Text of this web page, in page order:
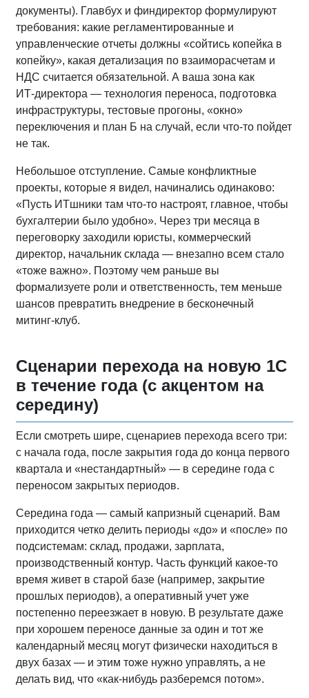
документы). Главбух и финдиректор формулируют
требования: какие регламентированные и
управленческие отчеты должны «сойтись копейка в
копейку», какая детализация по взаиморасчетам и
НДС считается обязательной. А ваша зона как
ИТ‑директора — технология переноса, подготовка
инфраструктуры, тестовые прогоны, «окно»
переключения и план Б на случай, если что‑то пойдет
не так.
Небольшое отступление. Самые конфликтные
проекты, которые я видел, начинались одинаково:
«Пусть ИТшники там что‑то настроят, главное, чтобы
бухгалтерии было удобно». Через три месяца в
переговорку заходили юристы, коммерческий
директор, начальник склада — внезапно всем стало
«тоже важно». Поэтому чем раньше вы
формализуете роли и ответственность, тем меньше
шансов превратить внедрение в бесконечный
митинг‑клуб.
Сценарии перехода на новую 1С
в течение года (с акцентом на
середину)
Если смотреть шире, сценариев перехода всего три:
с начала года, после закрытия года до конца первого
квартала и «нестандартный» — в середине года с
переносом закрытых периодов.
Середина года — самый капризный сценарий. Вам
приходится четко делить периоды «до» и «после» по
подсистемам: склад, продажи, зарплата,
производственный контур. Часть функций какое‑то
время живет в старой базе (например, закрытие
прошлых периодов), а оперативный учет уже
постепенно переезжает в новую. В результате даже
при хорошем переносе данные за один и тот же
календарный месяц могут физически находиться в
двух базах — и этим тоже нужно управлять, а не
делать вид, что «как‑нибудь разберемся потом».